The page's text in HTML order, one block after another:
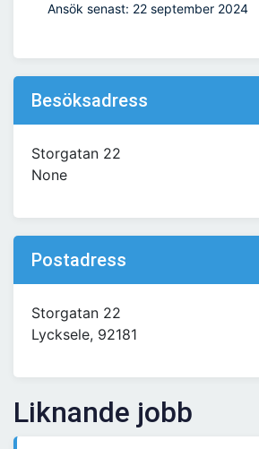
Ansök senast: 22 september 2024
Besöksadress
Storgatan 22
None
Postadress
Storgatan 22
Lycksele, 92181
Liknande jobb